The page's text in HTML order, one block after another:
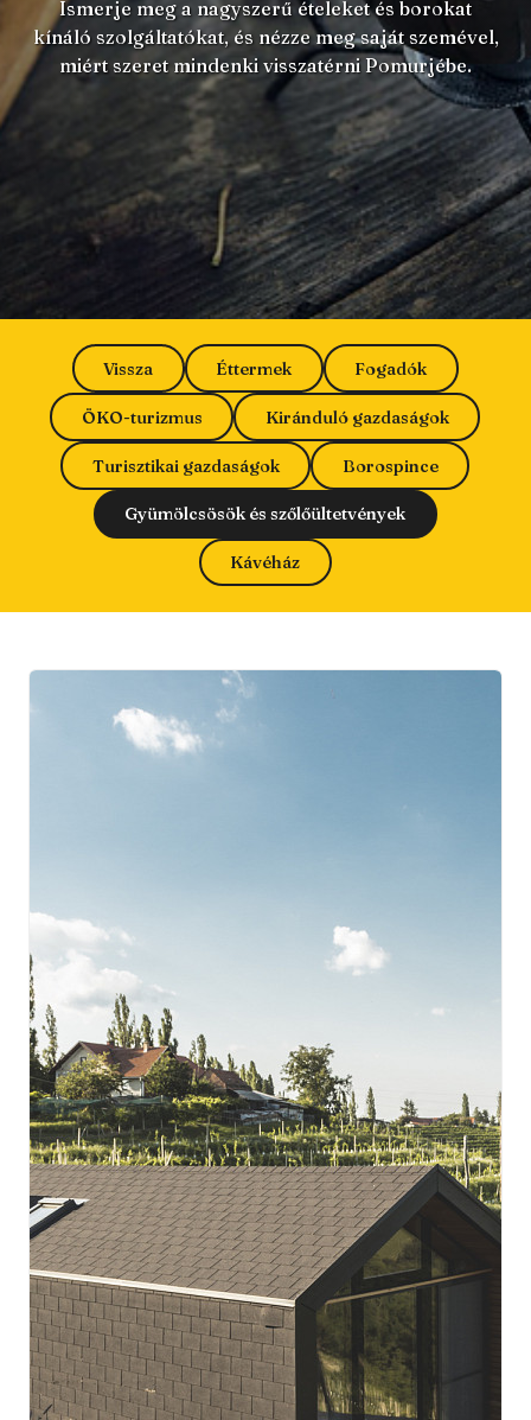
Ismerje meg a nagyszerű ételeket és borokat
kínáló szolgáltatókat, és nézze meg saját szemével,
miért szeret mindenki visszatérni Pomurjébe.
Vissza Éttermek Fogadók
ÖKO-turizmus Kiránduló gazdaságok
Turisztikai gazdaságok Borospince
Gyümölcsösök és szőlőültetvények
Kávéház